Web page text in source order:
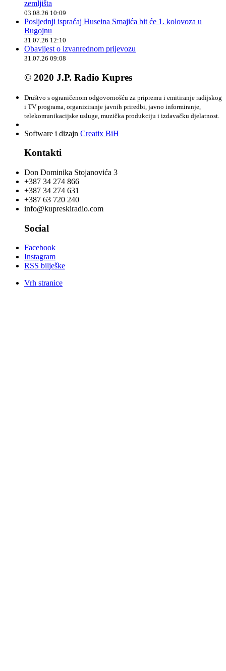
zemljišta
03.08.26 10:09
Posljednji ispraćaj Huseina Smajića bit će 1. kolovoza u
Bugojnu
31.07.26 12:10
Obavijest o izvanrednom prijevozu
31.07.26 09:08
© 2020 J.P. Radio Kupres
Društvo s ograničenom odgovornošću za pripremu i emitiranje radijskog
i TV programa, organiziranje javnih priredbi, javno informiranje,
telekomunikacijske usluge, muzička produkciju i izdavačku djelatnost.
Software i dizajn Creatix BiH
Kontakti
Don Dominika Stojanovića 3
+387 34 274 866
+387 34 274 631
+387 63 720 240
info@kupreskiradio.com
Social
Facebook
Instagram
RSS bilješke
Vrh stranice